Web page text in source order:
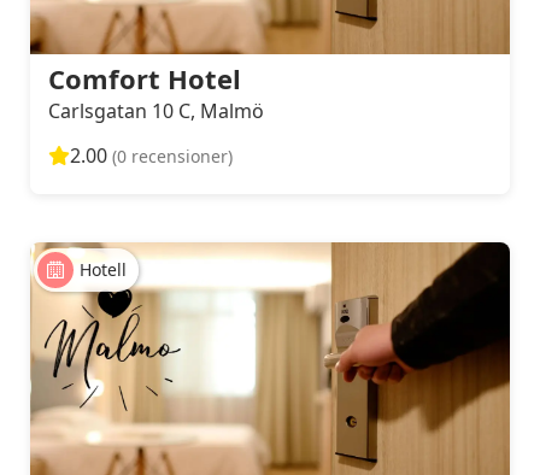
Comfort Hotel
Carlsgatan 10 C, Malmö
2.00 (0 recensioner)
Hotell